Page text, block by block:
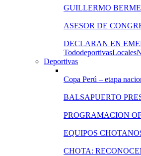
GUILLERMO
ASESOR DE
DECLARAN EN
TododeportivasLocales
Deportivas
Copa Perú – etapa
BALSAPUERTO
PROGRAMACION
EQUIPOS
CHOTA: